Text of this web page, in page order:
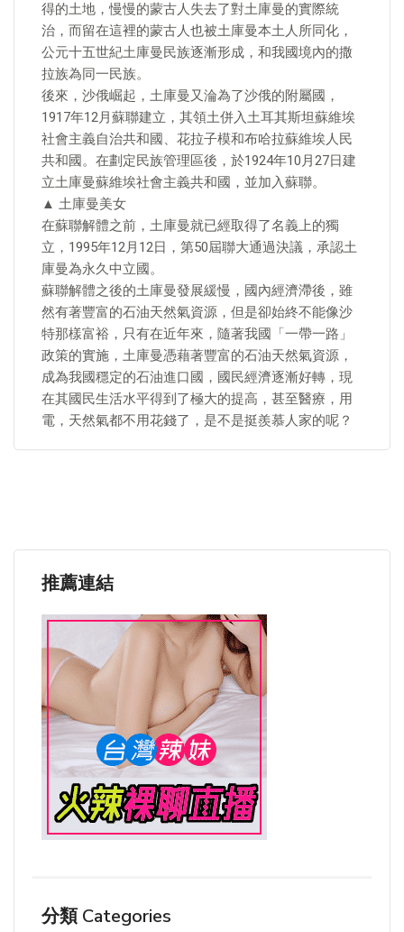
得的土地，慢慢的蒙古人失去了對土庫曼的實際統
治，而留在這裡的蒙古人也被土庫曼本土人所同化，
公元十五世紀土庫曼民族逐漸形成，和我國境內的撒
拉族為同一民族。
後來，沙俄崛起，土庫曼又淪為了沙俄的附屬國，
1917年12月蘇聯建立，其領土併入土耳其斯坦蘇維埃
社會主義自治共和國、花拉子模和布哈拉蘇維埃人民
共和國。在劃定民族管理區後，於1924年10月27日建
立土庫曼蘇維埃社會主義共和國，並加入蘇聯。
▲ 土庫曼美女
在蘇聯解體之前，土庫曼就已經取得了名義上的獨
立，1995年12月12日，第50屆聯大通過決議，承認土
庫曼為永久中立國。
蘇聯解體之後的土庫曼發展緩慢，國內經濟滯後，雖
然有著豐富的石油天然氣資源，但是卻始終不能像沙
特那樣富裕，只有在近年來，隨著我國「一帶一路」
政策的實施，土庫曼憑藉著豐富的石油天然氣資源，
成為我國穩定的石油進口國，國民經濟逐漸好轉，現
在其國民生活水平得到了極大的提高，甚至醫療，用
電，天然氣都不用花錢了，是不是挺羨慕人家的呢？
推薦連結
分類 Categories